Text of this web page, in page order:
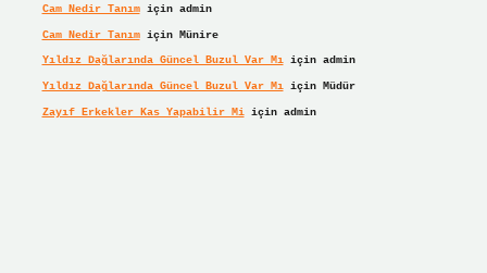
Cam Nedir Tanımiçin admin
Cam Nedir Tanımiçin Münire
Yıldız Dağlarında Güncel Buzul Var Mıiçin admin
Yıldız Dağlarında Güncel Buzul Var Mıiçin Müdür
Zayıf Erkekler Kas Yapabilir Miiçin admin